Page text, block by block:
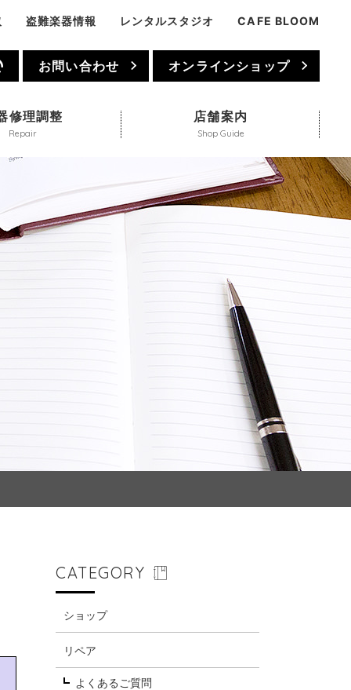
盗難楽器情報 レンタルスタジオ CAFE BLOOM
お問い合わせ オンラインショップ
修理調整
Repair
店舗案内
Shop Guide
CATEGORY
ショップ
リペア
よくあるご質問